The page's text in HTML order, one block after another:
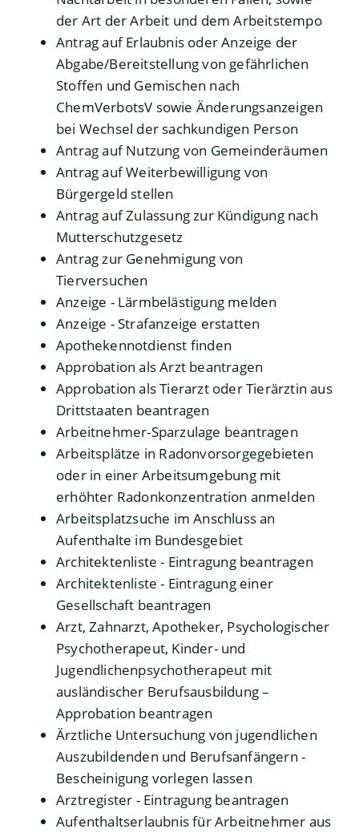
der Art der Arbeit und dem Arbeitstempo
Antrag auf Erlaubnis oder Anzeige der
Abgabe/Bereitstellung von gefährlichen
Stoffen und Gemischen nach
ChemVerbotsV sowie Änderungsanzeigen
bei Wechsel der sachkundigen Person
Antrag auf Nutzung von Gemeinderäumen
Antrag auf Weiterbewilligung von
Bürgergeld stellen
Antrag auf Zulassung zur Kündigung nach
Mutterschutzgesetz
Antrag zur Genehmigung von
Tierversuchen
Anzeige - Lärmbelästigung melden
Anzeige - Strafanzeige erstatten
Apothekennotdienst finden
Approbation als Arzt beantragen
Approbation als Tierarzt oder Tierärztin aus
Drittstaaten beantragen
Arbeitnehmer-Sparzulage beantragen
Arbeitsplätze in Radonvorsorgegebieten
oder in einer Arbeitsumgebung mit
erhöhter Radonkonzentration anmelden
Arbeitsplatzsuche im Anschluss an
Aufenthalte im Bundesgebiet
Architektenliste - Eintragung beantragen
Architektenliste - Eintragung einer
Gesellschaft beantragen
Arzt, Zahnarzt, Apotheker, Psychologischer
Psychotherapeut, Kinder- und
Jugendlichenpsychotherapeut mit
ausländischer Berufsausbildung –
Approbation beantragen
Ärztliche Untersuchung von jugendlichen
Auszubildenden und Berufsanfängern -
Bescheinigung vorlegen lassen
Arztregister - Eintragung beantragen
Aufenthaltserlaubnis für Arbeitnehmer aus